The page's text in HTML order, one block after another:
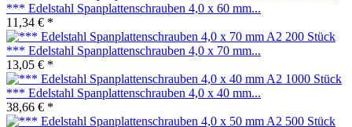
*** Edelstahl Spanplattenschrauben 4,0 x 60 mm...
11,34 € *
*** Edelstahl Spanplattenschrauben 4,0 x 70 mm...
13,05 € *
*** Edelstahl Spanplattenschrauben 4,0 x 40 mm...
38,66 € *